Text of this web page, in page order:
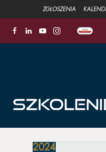
ZGŁOSZENIA
Aktualności
Strefa Związku +
2024